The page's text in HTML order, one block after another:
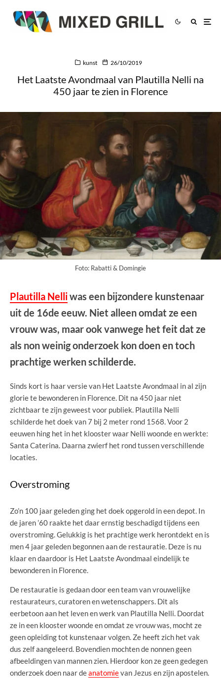
kunst 26/10/2019
Het Laatste Avondmaal van Plautilla Nelli na
450 jaar te zien in Florence
Foto: Rabatti & Domingie
Plautilla Nelliwas een bijzondere kunstenaar
uit de 16de eeuw. Niet alleen omdat ze een
vrouw was, maar ook vanwege het feit dat ze
als non weinig onderzoek kon doen en toch
prachtige werken schilderde.
Sinds kort is haar versie van Het Laatste Avondmaal in al zijn
glorie te bewonderen in Florence. Dit na 450 jaar niet
zichtbaar te zijn geweest voor publiek. Plautilla Nelli
schilderde het doek van 7 bij 2 meter rond 1568. Voor 2
eeuwen hing het in het klooster waar Nelli woonde en werkte:
Santa Caterina. Daarna zwierf het rond tussen verschillende
locaties.
Overstroming
Zo’n 100 jaar geleden ging het doek opgerold in een depot. In
de jaren ’60 raakte het daar ernstig beschadigd tijdens een
overstroming. Gelukkig is het prachtige werk herontdekt en is
men 4 jaar geleden begonnen aan de restauratie. Deze is nu
klaar en daardoor is Het Laatste Avondmaal eindelijk te
bewonderen in Florence.
De restauratie is gedaan door een team van vrouwelijke
restaurateurs, curatoren en wetenschappers. Dit als
eerbetoon aan het leven en werk van Plautilla Nelli. Doordat
ze in een klooster woonde en omdat ze vrouw was, mocht ze
geen opleiding tot kunstenaar volgen. Ze heeft zich het vak
dus zelf aangeleerd. Bovendien mochten de nonnen geen
afbeeldingen van mannen zien. Hierdoor kon ze geen gedegen
onderzoek doen naar deanatomievan Jezus en zijn apostelen.